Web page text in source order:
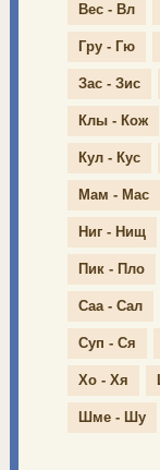
Вес - Вл
Гру - Гю
Зас - Зис
Клы - Кож
Кул - Кус
Мам - Мас
Ниг - Нищ
Пик - Пло
Саа - Сал
Суп - Ся
Хо - Хя
Шме - Шу